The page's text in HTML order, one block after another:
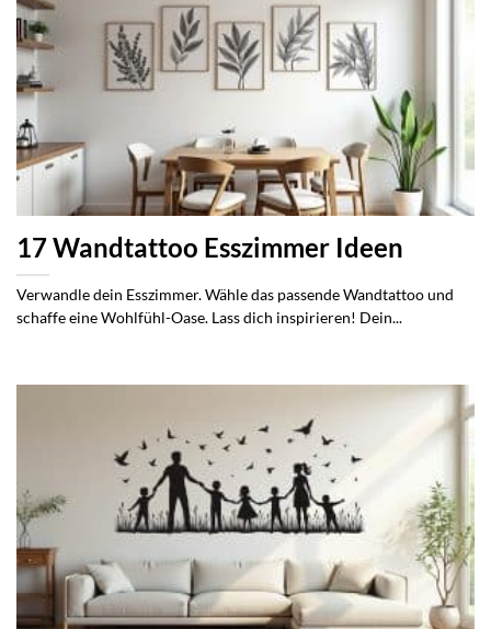
17 Wandtattoo Esszimmer Ideen
Verwandle dein Esszimmer. Wähle das passende Wandtattoo und
schaffe eine Wohlfühl-Oase. Lass dich inspirieren! Dein...